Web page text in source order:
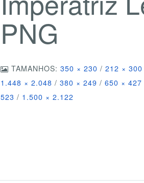
PNG
TAMANHOS:350 × 230 / 212 × 300
1.448 × 2.048 / 380 × 249 / 650 × 427
523 / 1.500 × 2.122